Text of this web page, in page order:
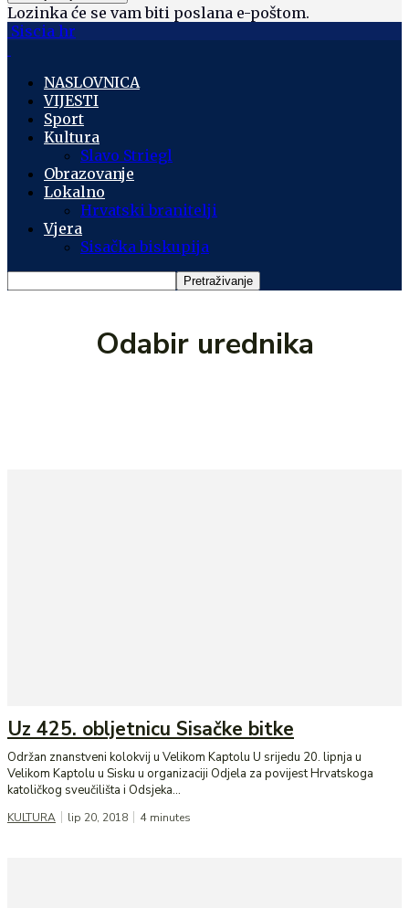
Lozinka će se vam biti poslana e-poštom.
Siscia hr
NASLOVNICA
VIJESTI
Sport
Kultura
Slavo Striegl
Obrazovanje
Lokalno
Hrvatski branitelji
Vjera
Sisačka biskupija
Odabir urednika
Uz 425. obljetnicu Sisačke bitke
Održan znanstveni kolokvij u Velikom Kaptolu U srijedu 20. lipnja u
Velikom Kaptolu u Sisku u organizaciji Odjela za povijest Hrvatskoga
katoličkog sveučilišta i Odsjeka...
KULTURA lip 20, 2018 4 minutes